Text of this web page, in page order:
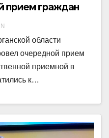
прием граждан
области
очередной прием
приемной в
к…